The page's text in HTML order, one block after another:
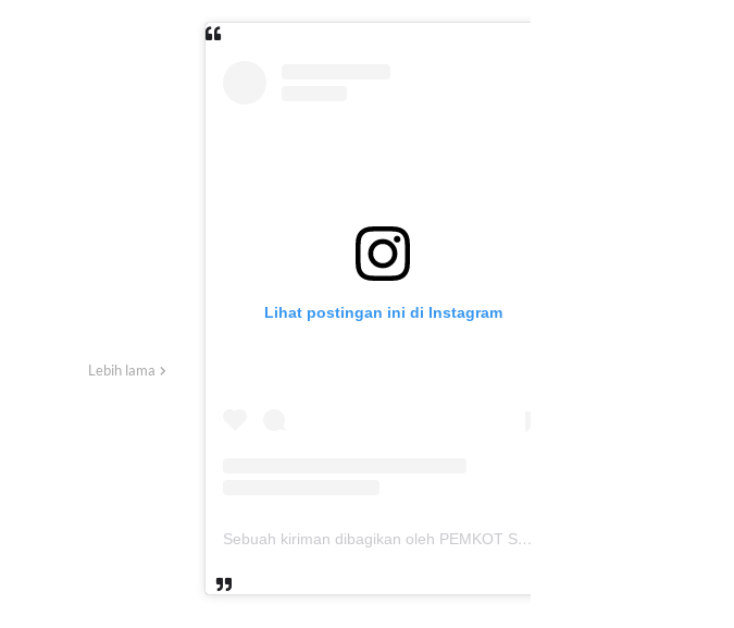
Lebih lama
Lihat postingan ini di Instagram
Sebuah kiriman dibagikan oleh PEMKOT SUKABUMI (@pemkotsukabumi_)